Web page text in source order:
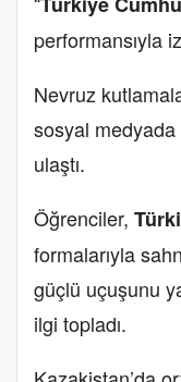
performansıyla
Nevruz
sosyal
ulaştı.
Öğrenciler,
formalarıyla
güçlü uçuşunu
ilgi topladı.